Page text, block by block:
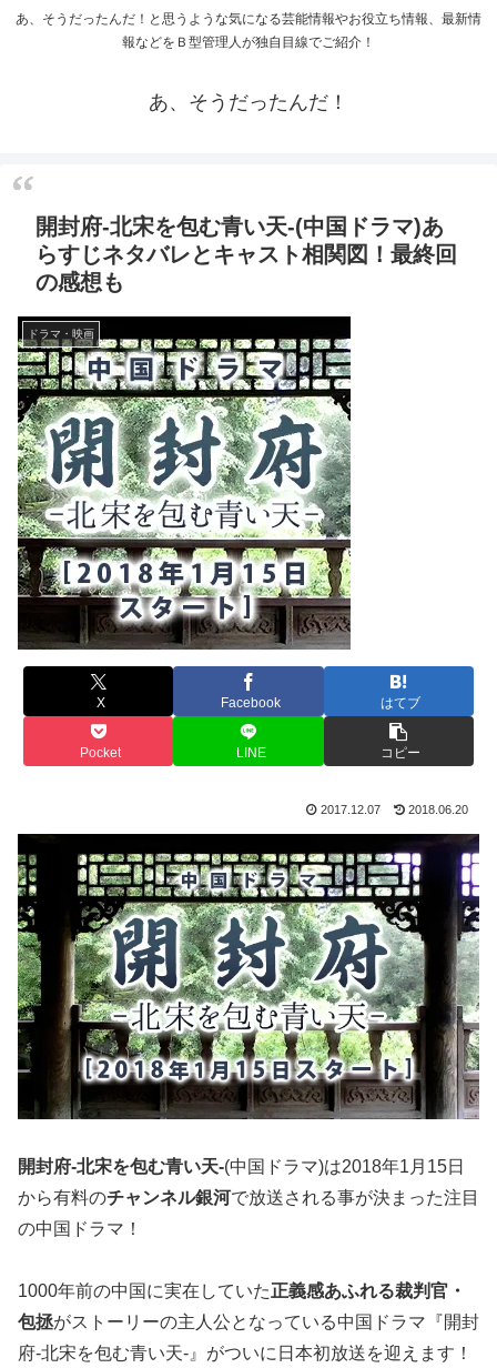
あ、そうだったんだ！と思うような気になる芸能情報やお役立ち情報、最新情
報などをＢ型管理人が独自目線でご紹介！
あ、そうだったんだ！
開封府-北宋を包む青い天-(中国ドラマ)あ
らすじネタバレとキャスト相関図！最終回
の感想も
ドラマ・映画
X Facebook はてブ
Pocket LINE コピー
2017.12.07 2018.06.20
開封府-北宋を包む青い天-(中国ドラマ)は2018年1月15日
から有料のチャンネル銀河で放送される事が決まった注目
の中国ドラマ！
1000年前の中国に実在していた正義感あふれる裁判官・
包拯がストーリーの主人公となっている中国ドラマ『開封
府-北宋を包む青い天-』がついに日本初放送を迎えます！